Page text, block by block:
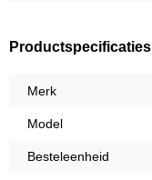
Productspecificaties
Merk
Model
Besteleenheid